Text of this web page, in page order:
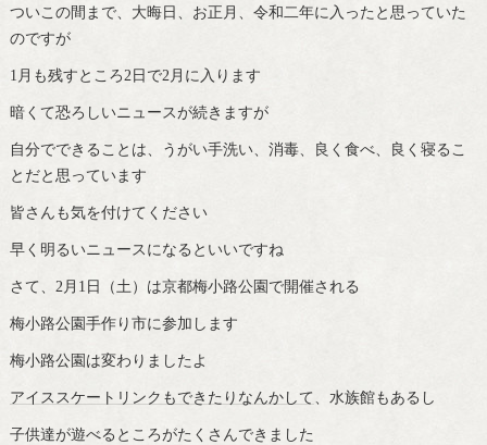
ついこの間まで、大晦日、お正月、令和二年に入ったと思っていた
のですが
1月も残すところ2日で2月に入ります
暗くて恐ろしいニュースが続きますが
自分でできることは、うがい手洗い、消毒、良く食べ、良く寝るこ
とだと思っています
皆さんも気を付けてください
早く明るいニュースになるといいですね
さて、2月1日（土）は京都梅小路公園で開催される
梅小路公園手作り市に参加します
梅小路公園は変わりましたよ
アイススケートリンクもできたりなんかして、水族館もあるし
子供達が遊べるところがたくさんできました